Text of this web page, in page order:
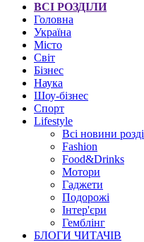
ВСІ РОЗДІЛИ
Головна
Україна
Місто
Світ
Бізнес
Наука
Шоу-бізнес
Спорт
Lifestyle
Всі новини
Fashion
Food&Drinks
Мотори
Гаджети
Подорожі
Інтер'єри
Гемблінг
БЛОГИ ЧИТАЧІВ